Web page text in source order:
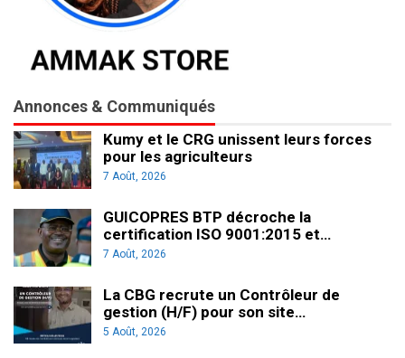
Annonces & Communiqués
Kumy et le CRG unissent leurs forces
pour les agriculteurs
7 Août, 2026
GUICOPRES BTP décroche la
certification ISO 9001:2015 et…
7 Août, 2026
La CBG recrute un Contrôleur de
gestion (H/F) pour son site…
5 Août, 2026